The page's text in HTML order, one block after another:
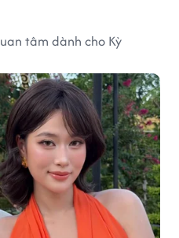
tâm dành cho Kỳ